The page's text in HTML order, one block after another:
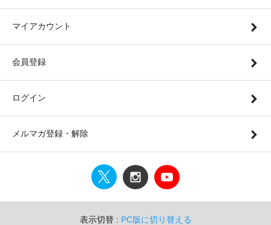
マイアカウント
会員登録
ログイン
メルマガ登録・解除
表示切替 : PC版に切り替える